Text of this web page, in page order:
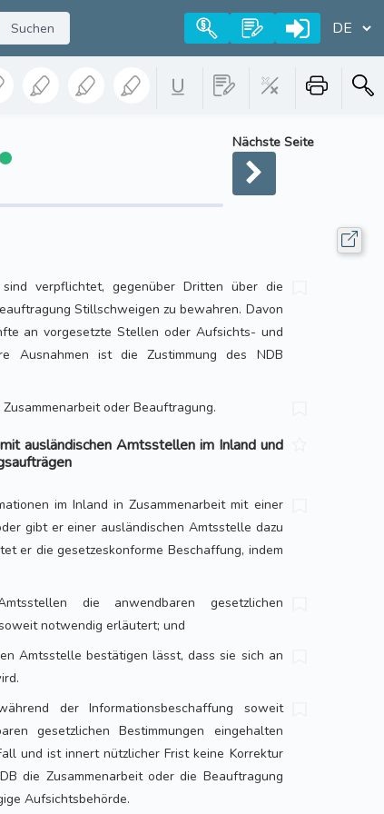
Suchen
Nächste Seite
verpflichtet, gegenüber Dritten über die
Stillschweigen zu bewahren. Davon
an vorgesetzte Stellen oder Aufsichts- und
Ausnahmen ist die Zustimmung des NDB
oder Beauftragung.
ausländischen Amtsstellen im Inland und
im Inland in Zusammenarbeit mit einer
gibt er einer ausländischen Amtsstelle dazu
er die gesetzeskonforme Beschaffung, indem
die anwendbaren gesetzlichen
notwendig erläutert; und
Amtsstelle bestätigen lässt, dass sie sich an
der Informationsbeschaffung soweit
gesetzlichen Bestimmungen eingehalten
und ist innert nützlicher Frist keine Korrektur
die Zusammenarbeit oder die Beauftragung
Aufsichtsbehörde.